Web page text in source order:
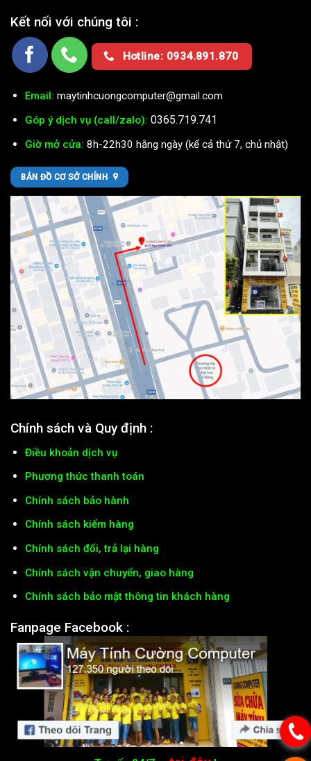
Kết nối với chúng tôi :
Hotline: 0934.891.870
Email: maytinhcuongcomputer@gmail.com
Góp ý dịch vụ (call/zalo): 0365.719.741
Giờ mở cửa: 8h-22h30 hằng ngày (kể cả thứ 7, chủ nhật)
BẢN ĐỒ CƠ SỞ CHÍNH
Chính sách và Quy định :
Điều khoản dịch vụ
Phương thức thanh toán
Chính sách bảo hành
Chính sách kiểm hàng
Chính sách đổi, trả lại hàng
Chính sách vận chuyển, giao hàng
Chính sách bảo mật thông tin khách hàng
Fanpage Facebook :